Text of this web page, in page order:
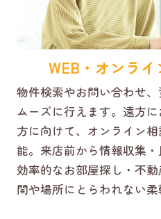
WEB・オンライ
物件検索やお問い合わせ
ムーズに行えます。遠方
方に向けて、オンライン
能。来店前から情報収集・
効率的なお部屋探し・不
間や場所にとらわれない柔